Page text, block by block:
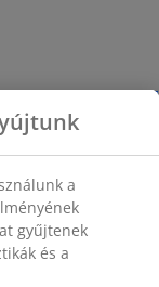
a
gyűjtenek
és a